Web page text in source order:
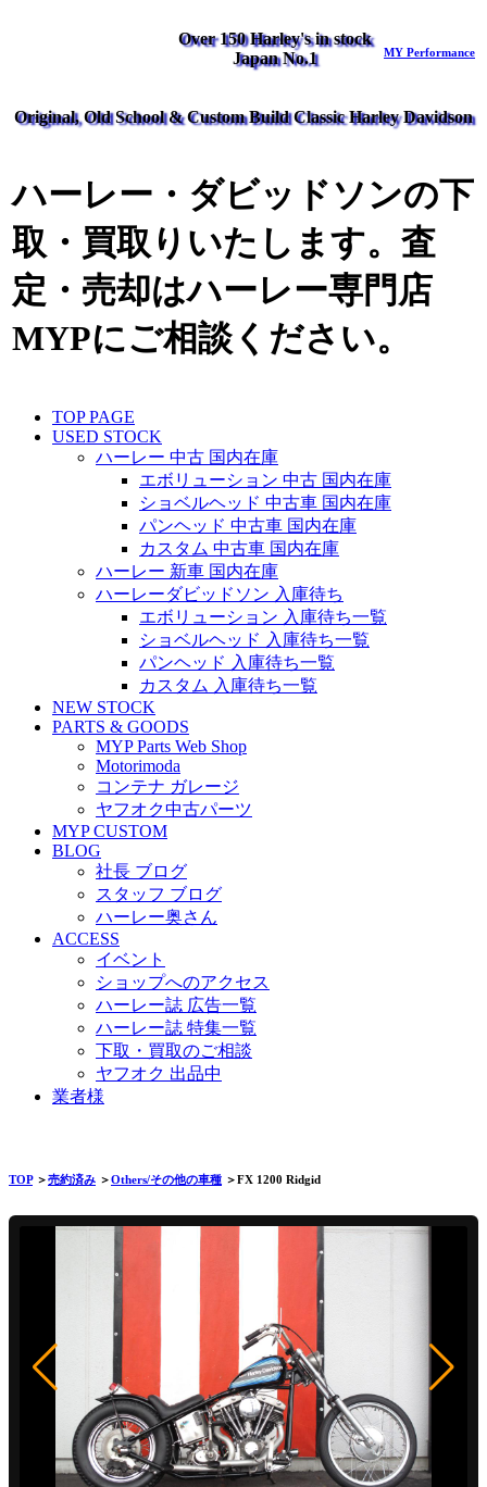
Over 150 Harley's in stock
Japan No.1
MY Performance
Original, Old School & Custom Build Classic Harley Davidson
ハーレー・ダビッドソンの下
取・買取りいたします。査
定・売却はハーレー専門店
MYPにご相談ください。
TOP PAGE
USED STOCK
ハーレー 中古 国内在庫
エボリューション 中古 国内在庫
ショベルヘッド 中古車 国内在庫
パンヘッド 中古車 国内在庫
カスタム 中古車 国内在庫
ハーレー 新車 国内在庫
ハーレーダビッドソン 入庫待ち
エボリューション 入庫待ち一覧
ショベルヘッド 入庫待ち一覧
パンヘッド 入庫待ち一覧
カスタム 入庫待ち一覧
NEW STOCK
PARTS & GOODS
MYP Parts Web Shop
Motorimoda
コンテナ ガレージ
ヤフオク中古パーツ
MYP CUSTOM
BLOG
社長 ブログ
スタッフ ブログ
ハーレー奥さん
ACCESS
イベント
ショップへのアクセス
ハーレー誌 広告一覧
ハーレー誌 特集一覧
下取・買取のご相談
ヤフオク 出品中
業者様
TOP＞売約済み ＞Others/その他の車種 ＞FX 1200 Ridgid